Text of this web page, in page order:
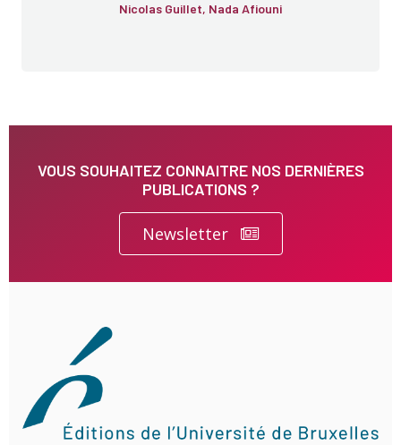
Nicolas Guillet, Nada Afiouni
VOUS SOUHAITEZ CONNAITRE NOS DERNIÈRES
PUBLICATIONS ?
Newsletter